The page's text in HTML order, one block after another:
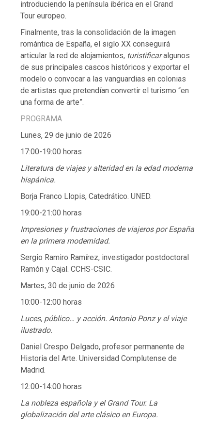
introduciendo la península ibérica en el Grand
Tour europeo.
Finalmente, tras la consolidación de la imagen
romántica de España, el siglo XX conseguirá
articular la red de alojamientos, turistificaralgunos
de sus principales cascos históricos y exportar el
modelo o convocar a las vanguardias en colonias
de artistas que pretendían convertir el turismo “en
una forma de arte”.
PROGRAMA
Lunes, 29 de junio de 2026
17:00-19:00 horas
Literatura de viajes y alteridad en la edad moderna
hispánica.
Borja Franco Llopis, Catedrático. UNED.
19:00-21:00 horas
Impresiones y frustraciones de viajeros por España
en la primera modernidad.
Sergio Ramiro Ramírez, investigador postdoctoral
Ramón y Cajal. CCHS-CSIC.
Martes, 30 de junio de 2026
10:00-12:00 horas
Luces, público… y acción. Antonio Ponz y el viaje
ilustrado.
Daniel Crespo Delgado, profesor permanente de
Historia del Arte. Universidad Complutense de
Madrid.
12:00-14:00 horas
La nobleza española y el Grand Tour. La
globalización del arte clásico en Europa.